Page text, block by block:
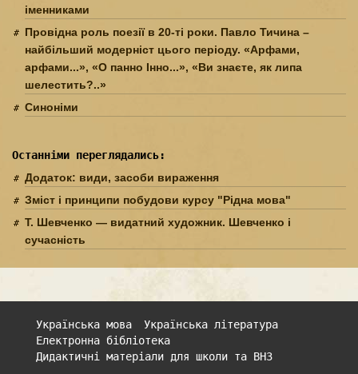
іменниками
Провідна роль поезії в 20-ті роки. Павло Тичина –
найбільший модерніст цього періоду. «Арфами,
арфами...», «О панно Інно...», «Ви знаєте, як липа
шелестить?..»
Синоніми
Останніми переглядались:
Додаток: види, засоби вираження
Зміст і принципи побудови курсу "Рідна мова"
Т. Шевченко — видатний художник. Шевченко і
сучасність
Українська мова
Українська література
Електронна бібліотека
Дидактичні матеріали для школи та ВНЗ